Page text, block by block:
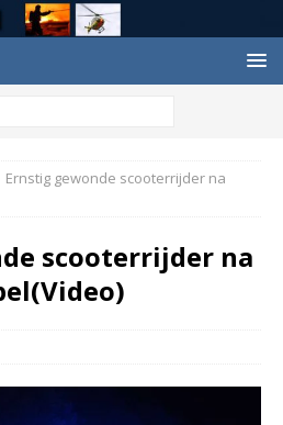
Ernstig gewonde scooterrijder na
scooterrijder na